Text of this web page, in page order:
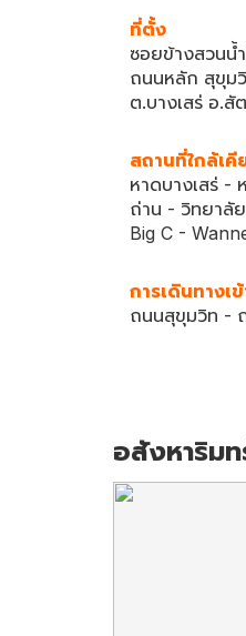
ที่ตั้ง
ซอยข้างสวนน้
ถนนหลัก สุขุม
ต.บางเสร่ อ.สั
สถานที่ใกล้เคี
หาดบางเสร่ -
ถ่าน - วิทยาลั
Big C -
การเดินทางเ
ถนนสุขุมวิท -
อสังหาริม